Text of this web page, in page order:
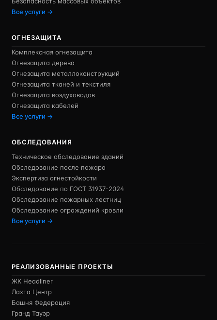
Все услуги →
ОГНЕЗАЩИТА
Комплексная огнезащита
Огнезащита дерева
Огнезащита металлоконструкций
Огнезащита тканей и текстиля
Огнезащита воздуховодов
Огнезащита кабелей
Все услуги →
ОБСЛЕДОВАНИЯ
Техническое обследование зданий
Обследование после пожара
Экспертиза огнестойкости
Обследование по ГОСТ 31937-2024
Обследование пожарных лестниц
Обследование ограждений кровли
Все услуги →
РЕАЛИЗОВАННЫЕ ПРОЕКТЫ
ЖК Headliner
Лахта Центр
Башня Федерация
Гранд Тауэр